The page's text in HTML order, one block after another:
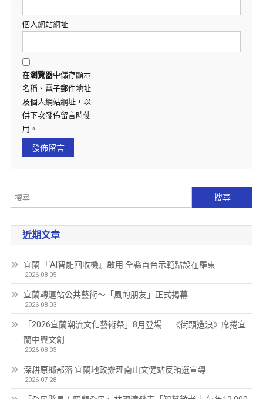
個人網站網址
在瀏覽器中儲存顯示
名稱、電子郵件地址
及個人網站網址，以
供下次發佈留言時使
用。
近期文章
宜蘭 『AI智能回收機』啟用 全縣首台示範點設在羅東
2026-08-05
宜蘭轉運站公共藝術～「風的朋友」正式揭幕
2026-08-03
「2026宜蘭潮流文化藝術祭」8月登場 《街頭造浪》席捲宜
蘭中興文創
2026-08-03
深耕原鄉部落 宜蘭地政辦理南山文健站反賄選宣導
2026-07-28